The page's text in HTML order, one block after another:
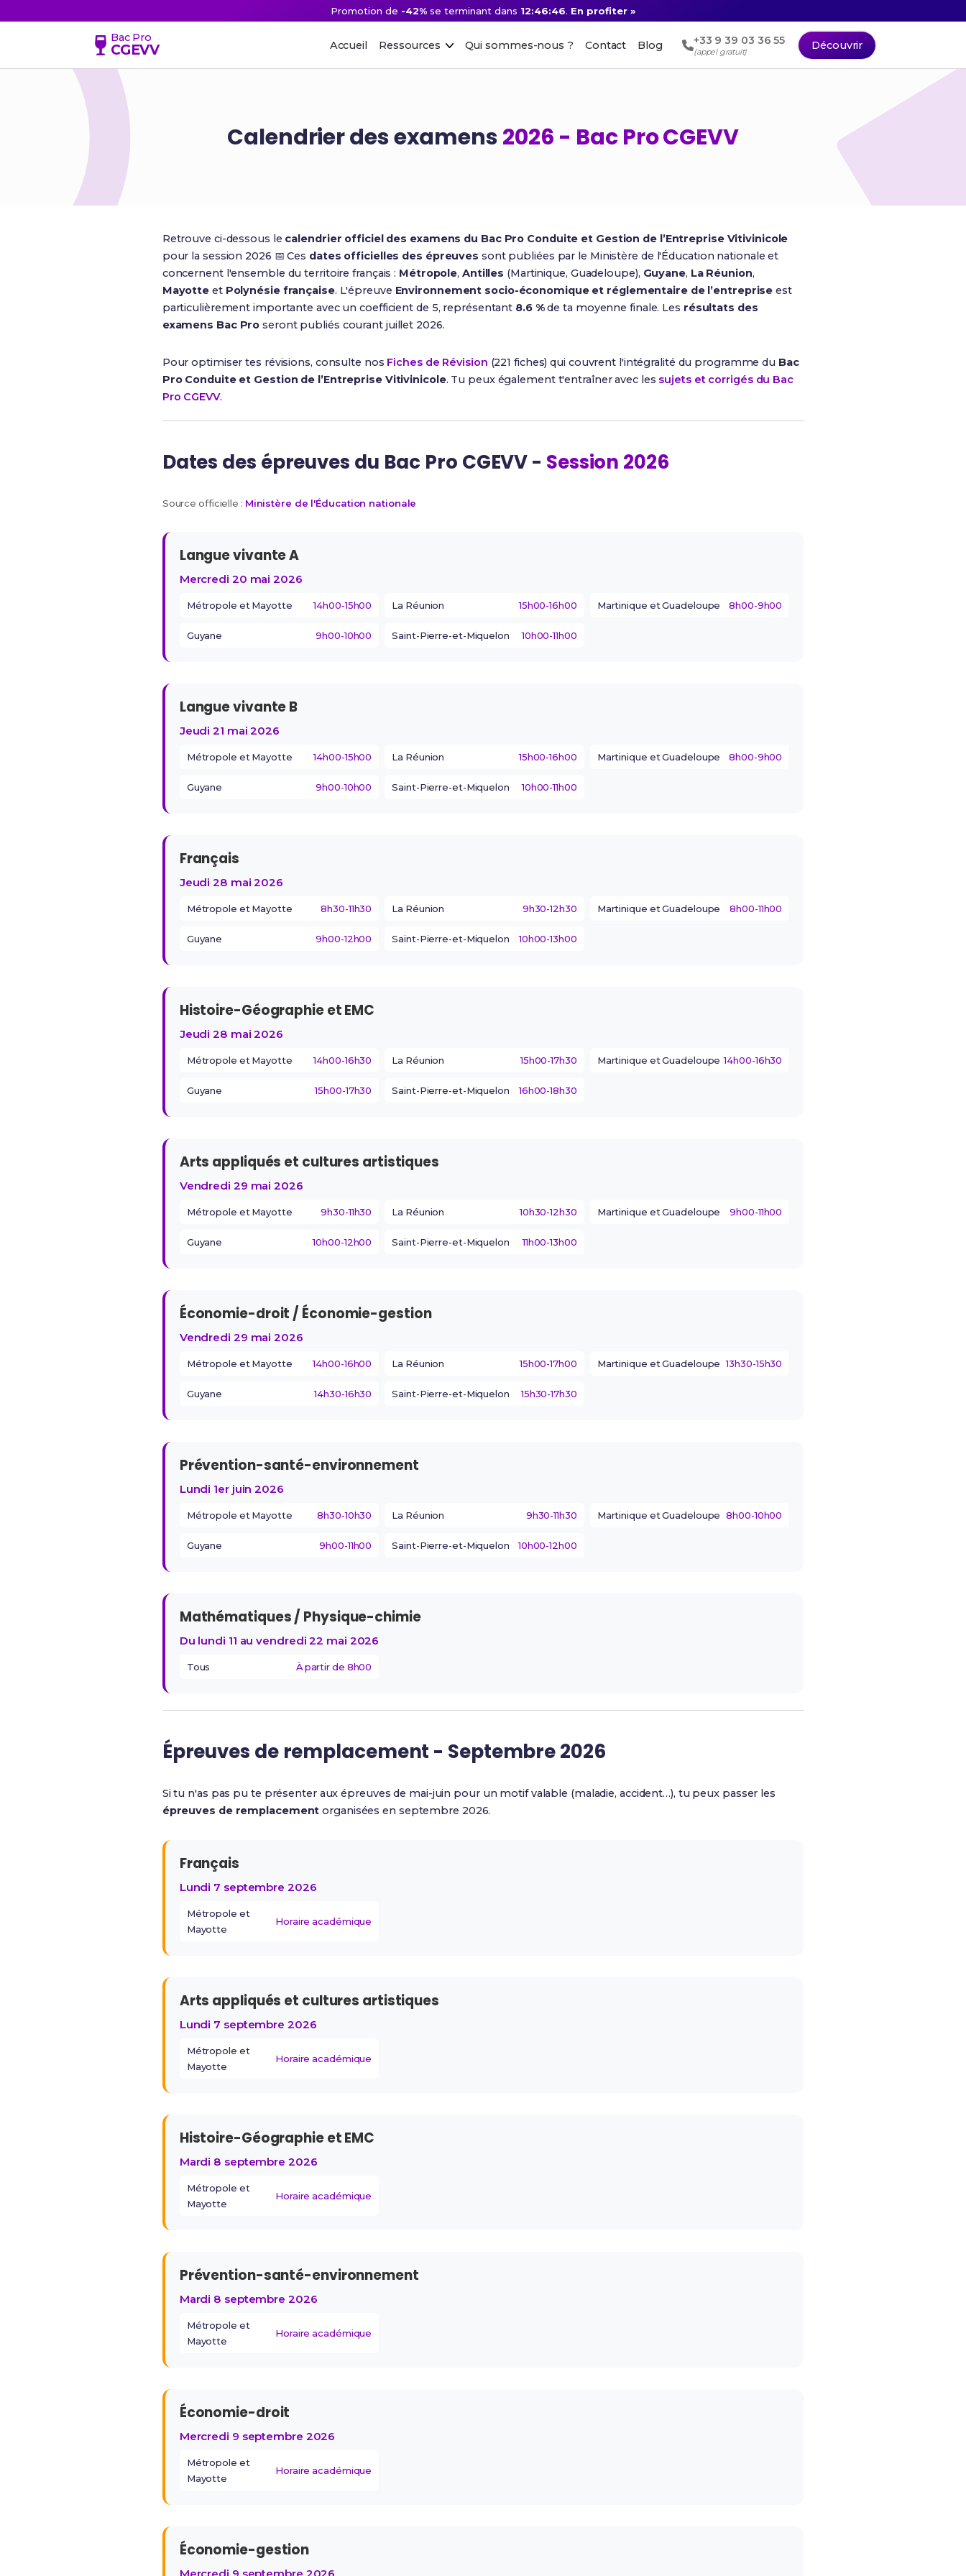
Promotion de -42% se terminant dans 12:46:45. En profiter »
Bac Pro
CGEVV Accueil Ressources Qui sommes-nous ? Contact Blog +33 9 39 03 36 55
(appel gratuit)
Découvrir
Calendrier des examens2026 - Bac Pro CGEVV
Retrouve ci-dessous le calendrier officiel des examens du Bac Pro Conduite et Gestion de l’Entreprise Vitivinicole
pour la session 2026 📅 Ces dates officielles des épreuves sont publiées par le Ministère de l'Éducation nationale et
concernent l'ensemble du territoire français : Métropole, Antilles (Martinique, Guadeloupe), Guyane, La Réunion,
Mayotte et Polynésie française. L'épreuve Environnement socio-économique et réglementaire de l’entreprise est
particulièrement importante avec un coefficient de 5, représentant 8.6 %de ta moyenne finale. Les résultats des
examens Bac Pro seront publiés courant juillet 2026.
Pour optimiser tes révisions, consulte nos Fiches de Révision (221 fiches) qui couvrent l'intégralité du programme du Bac
Pro Conduite et Gestion de l’Entreprise Vitivinicole. Tu peux également t'entraîner avec les sujets et corrigés du Bac
Pro CGEVV.
Dates des épreuves du Bac Pro CGEVV - Session 2026
Source officielle : Ministère de l'Éducation nationale
Langue vivante A
Mercredi 20 mai 2026
Métropole et Mayotte 14h00-15h00 La Réunion 15h00-16h00 Martinique et Guadeloupe 8h00-9h00
Guyane 9h00-10h00 Saint-Pierre-et-Miquelon 10h00-11h00
Langue vivante B
Jeudi 21 mai 2026
Métropole et Mayotte 14h00-15h00 La Réunion 15h00-16h00 Martinique et Guadeloupe 8h00-9h00
Guyane 9h00-10h00 Saint-Pierre-et-Miquelon 10h00-11h00
Français
Jeudi 28 mai 2026
Métropole et Mayotte 8h30-11h30 La Réunion 9h30-12h30 Martinique et Guadeloupe 8h00-11h00
Guyane 9h00-12h00 Saint-Pierre-et-Miquelon 10h00-13h00
Histoire-Géographie et EMC
Jeudi 28 mai 2026
Métropole et Mayotte 14h00-16h30 La Réunion 15h00-17h30 Martinique et Guadeloupe 14h00-16h30
Guyane 15h00-17h30 Saint-Pierre-et-Miquelon 16h00-18h30
Arts appliqués et cultures artistiques
Vendredi 29 mai 2026
Métropole et Mayotte 9h30-11h30 La Réunion 10h30-12h30 Martinique et Guadeloupe 9h00-11h00
Guyane 10h00-12h00 Saint-Pierre-et-Miquelon 11h00-13h00
Économie-droit / Économie-gestion
Vendredi 29 mai 2026
Métropole et Mayotte 14h00-16h00 La Réunion 15h00-17h00 Martinique et Guadeloupe 13h30-15h30
Guyane 14h30-16h30 Saint-Pierre-et-Miquelon 15h30-17h30
Prévention-santé-environnement
Lundi 1er juin 2026
Métropole et Mayotte 8h30-10h30 La Réunion 9h30-11h30 Martinique et Guadeloupe 8h00-10h00
Guyane 9h00-11h00 Saint-Pierre-et-Miquelon 10h00-12h00
Mathématiques / Physique-chimie
Du lundi 11 au vendredi 22 mai 2026
Tous À partir de 8h00
Épreuves de remplacement - Septembre 2026
Si tu n'as pas pu te présenter aux épreuves de mai-juin pour un motif valable (maladie, accident…), tu peux passer les
épreuves de remplacement organisées en septembre 2026.
Français
Lundi 7 septembre 2026
Métropole et
Mayotte
Horaire académique
Arts appliqués et cultures artistiques
Lundi 7 septembre 2026
Métropole et
Mayotte
Horaire académique
Histoire-Géographie et EMC
Mardi 8 septembre 2026
Métropole et
Mayotte
Horaire académique
Prévention-santé-environnement
Mardi 8 septembre 2026
Métropole et
Mayotte
Horaire académique
Économie-droit
Mercredi 9 septembre 2026
Métropole et
Mayotte
Horaire académique
Économie-gestion